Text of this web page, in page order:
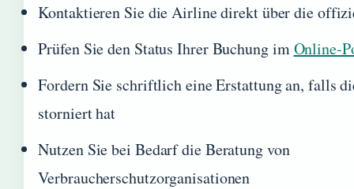
Kontaktieren Sie die Airline direkt über die
Prüfen Sie den Status Ihrer Buchung imOnline-
Fordern Sie schriftlich eine Erstattung an, falls
storniert hat
Nutzen Sie bei Bedarf die Beratung von
Verbraucherschutzorganisationen